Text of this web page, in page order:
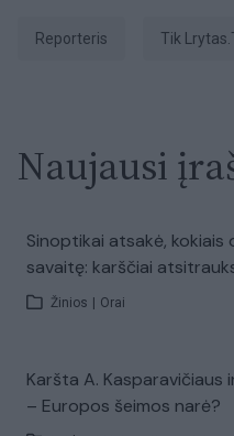
Reporteris tik
Naujausi
Sinoptikai atsakė, kokiais
savaitę: karščiai
Žinios Orai
Karšta A. Kasparavičiaus
– Europos šeimos narė?